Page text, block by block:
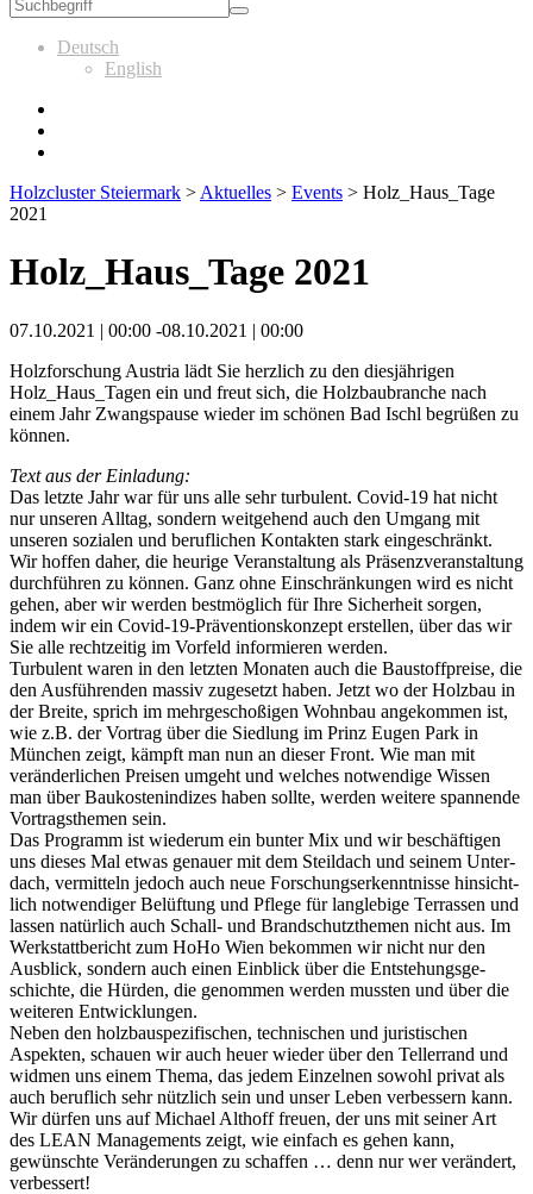
Deutsch
English
Holzcluster Steiermark > Aktuelles > Events > Holz_Haus_­Tage
2021
Holz_Haus_­Tage 2021
07.10.2021 | 00:00 -08.10.2021 | 00:00
Holzforschung Austria lädt Sie herz­lich zu den dies­jäh­rigen
Holz_Haus_­Tagen ein und freut sich, die Holz­bau­branche nach
einem Jahr Zwangs­pause wieder im schönen Bad Ischl begrüßen zu
können.
Text aus der Einladung:
Das letzte Jahr war für uns alle sehr turbu­lent. Covid-19 hat nicht
nur unseren Alltag, sondern weit­ge­hend auch den Umgang mit
unseren sozialen und beruf­li­chen Kontakten stark einge­schränkt.
Wir hoffen daher, die heurige Veran­stal­tung als Präsenz­ver­an­stal­tung
durch­führen zu können. Ganz ohne Einschrän­kungen wird es nicht
gehen, aber wir werden best­mög­lich für Ihre Sicher­heit sorgen,
indem wir ein Covid-19-Präven­ti­ons­kon­zept erstellen, über das wir
Sie alle recht­zeitig im Vorfeld infor­mieren werden.
Turbu­lent waren in den letzten Monaten auch die Baustoff­preise, die
den Ausfüh­renden massiv zuge­setzt haben. Jetzt wo der Holzbau in
der Breite, sprich im mehr­ge­scho­ßigen Wohnbau ange­kommen ist,
wie z.B. der Vortrag über die Sied­lung im Prinz Eugen Park in
München zeigt, kämpft man nun an dieser Front. Wie man mit
verän­der­li­chen Preisen umgeht und welches notwen­dige Wissen
man über Baukos­ten­in­dizes haben sollte, werden weitere span­nende
Vortrags­themen sein.
Das Programm ist wiederum ein bunter Mix und wir beschäf­tigen
uns dieses Mal etwas genauer mit dem Steil­dach und seinem Unter­
dach, vermit­teln jedoch auch neue Forschungs­er­kennt­nisse hinsicht­
lich notwen­diger Belüf­tung und Pflege für lang­le­bige Terrassen und
lassen natür­lich auch Schall- und Brand­schutzthemen nicht aus. Im
Werk­statt­be­richt zum HoHo Wien bekommen wir nicht nur den
Ausblick, sondern auch einen Einblick über die Entste­hungs­ge­
schichte, die Hürden, die genommen werden mussten und über die
weiteren Entwick­lungen.
Neben den holz­bau­spe­zi­fi­schen, tech­ni­schen und juris­ti­schen
Aspekten, schauen wir auch heuer wieder über den Teller­rand und
widmen uns einem Thema, das jedem Einzelnen sowohl privat als
auch beruf­lich sehr nütz­lich sein und unser Leben verbes­sern kann.
Wir dürfen uns auf Michael Althoff freuen, der uns mit seiner Art
des LEAN Manage­ments zeigt, wie einfach es gehen kann,
gewünschte Verän­de­rungen zu schaffen … denn nur wer verän­dert,
verbes­sert!